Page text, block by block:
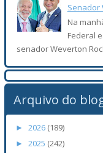
Senador
Na
Federal
senador Weverton
Arquivo do
►2026 (189)
►2025 (242)